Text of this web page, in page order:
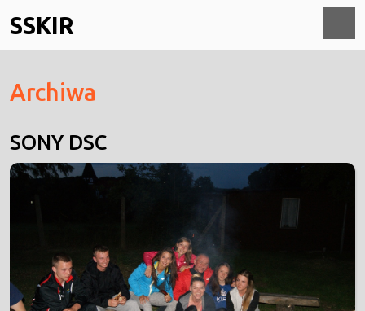
to
content
SSKIR
Archiwa
SONY DSC